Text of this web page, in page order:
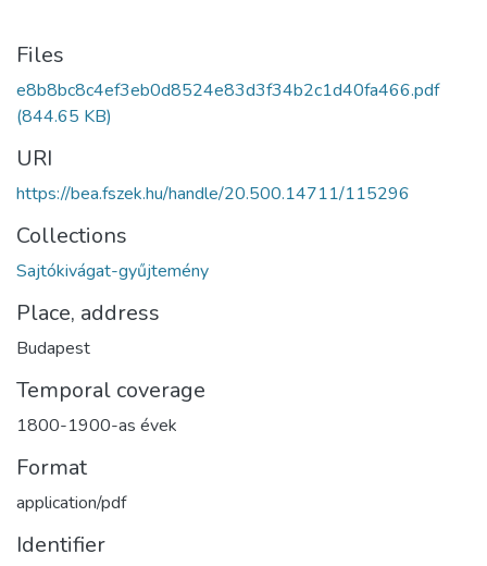
Files
e8b8bc8c4ef3eb0d8524e83d3f34b2c1d40fa466.pdf
(844.65 KB)
URI
https://bea.fszek.hu/handle/20.500.14711/115296
Collections
Sajtókivágat-gyűjtemény
Place, address
Budapest
Temporal coverage
1800-1900-as évek
Format
application/pdf
Identifier